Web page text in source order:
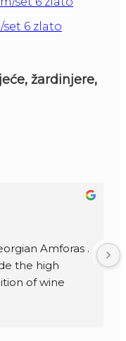
6 zlato
žardinjere,
Amforas .
the high
of wine